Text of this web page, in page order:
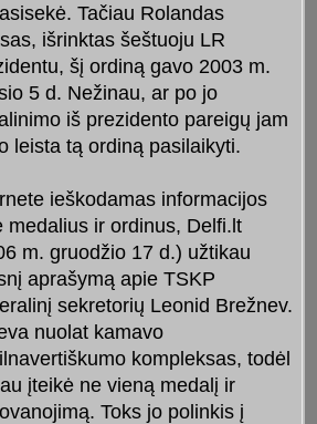
Tačiau Rolandas
išrinktas šeštuoju LR
šį ordiną gavo 2003 m.
5 d. Nežinau, ar po jo
iš prezidento pareigų jam
leista tą ordiną pasilaikyti.
ieškodamas informacijos
medalius ir ordinus, Delfi.lt
m. gruodžio 17 d.) užtikau
aprašymą apie TSKP
sekretorių Leonid Brežnev.
nuolat kamavo
kompleksas, todėl
įteikė ne vieną medalį ir
Toks jo polinkis į